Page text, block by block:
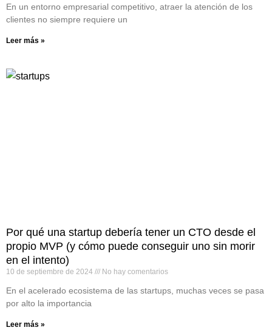
En un entorno empresarial competitivo, atraer la atención de los
clientes no siempre requiere un
Leer más »
Por qué una startup debería tener un CTO desde el
propio MVP (y cómo puede conseguir uno sin morir
en el intento)
10 de septiembre de 2024 No hay comentarios
En el acelerado ecosistema de las startups, muchas veces se pasa
por alto la importancia
Leer más »